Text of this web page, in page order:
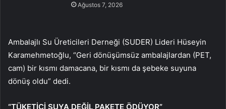
Ağustos 7, 2026
Ambalajlı Su Üreticileri Derneği (SUDER) Lideri Hüseyin
Karamehmetoğlu, “Geri dönüşümsüz ambalajlardan (PET,
cam) bir kısmı damacana, bir kısmı da şebeke suyuna
dönüş oldu” dedi.
“TÜKETİCİ SUYA DEĞİL PAKETE ÖDÜYOR”